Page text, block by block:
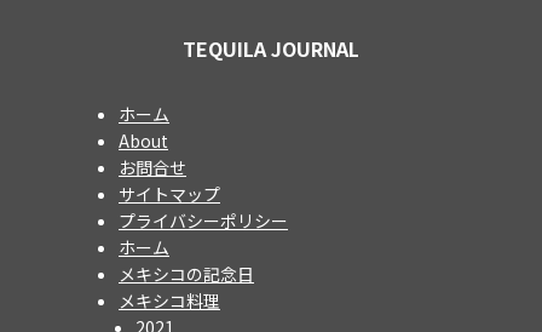
TEQUILA JOURNAL
ホーム
About
お問合せ
サイトマップ
プライバシーポリシー
ホーム
メキシコの記念日
メキシコ料理
2021